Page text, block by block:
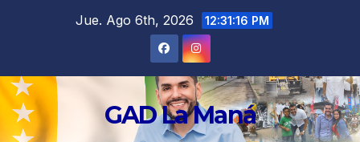
Jue. Ago 6th, 2026 12:31:16 PM
GAD La Maná